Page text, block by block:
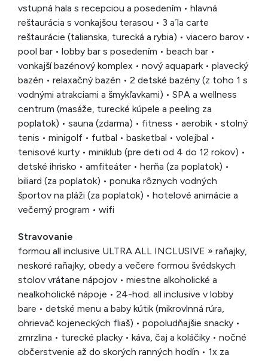
vstupná hala s recepciou a posedením • hlavná
reštaurácia s vonkajšou terasou • 3 a´la carte
reštaurácie (talianska, turecká a rybia) • viacero barov •
pool bar • lobby bar s posedením • beach bar •
vonkajší bazénový komplex • nový aquapark • plavecký
bazén • relaxačný bazén • 2 detské bazény (z toho 1 s
vodnými atrakciami a šmykľavkami) • SPA a wellness
centrum (masáže, turecké kúpele a peeling za
poplatok) • sauna (zdarma) • fitness • aerobik • stolný
tenis • minigolf • futbal • basketbal • volejbal •
tenisové kurty • miniklub (pre deti od 4 do 12 rokov) •
detské ihrisko • amfiteáter • herňa (za poplatok) •
biliard (za poplatok) • ponuka rôznych vodných
športov na pláži (za poplatok) • hotelové animácie a
večerný program • wifi
Stravovanie
formou all inclusive ULTRA ALL INCLUSIVE » raňajky,
neskoré raňajky, obedy a večere formou švédskych
stolov vrátane nápojov • miestne alkoholické a
nealkoholické nápoje • 24-hod. all inclusive v lobby
bare • detské menu a baby kútik (mikrovlnná rúra,
ohrievač kojeneckých fliaš) • popoludňajšie snacky •
zmrzlina • turecké placky • káva, čaj a koláčiky • nočné
občerstvenie až do skorých ranných hodín • 1x za